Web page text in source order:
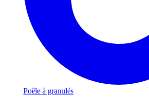
Poêle à granulés